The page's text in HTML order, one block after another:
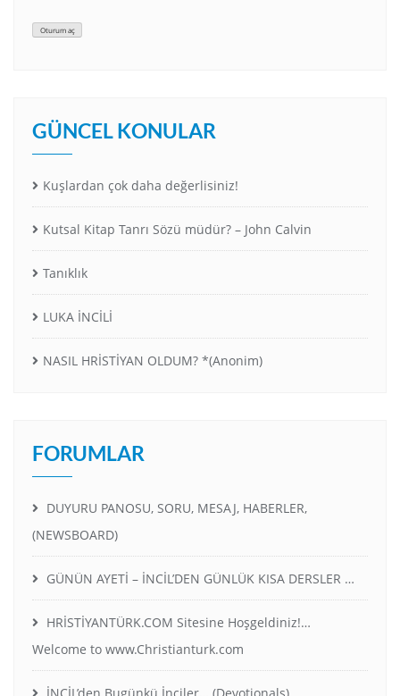
Oturum aç
GÜNCEL KONULAR
Kuşlardan çok daha değerlisiniz!
Kutsal Kitap Tanrı Sözü müdür? – John Calvin
Tanıklık
LUKA İNCİLİ
NASIL HRİSTİYAN OLDUM? *(Anonim)
FORUMLAR
DUYURU PANOSU, SORU, MESAJ, HABERLER,
(NEWSBOARD)
GÜNÜN AYETİ – İNCİL’DEN GÜNLÜK KISA DERSLER …
HRİSTİYANTÜRK.COM Sitesine Hoşgeldiniz!…
Welcome to www.Christianturk.com
İNCİL’den Bugünkü İnciler… (Devotionals)